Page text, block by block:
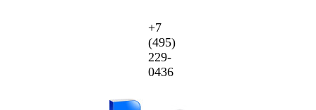
+7
(495)
229-
0436